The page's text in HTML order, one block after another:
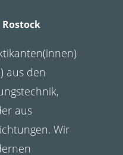
aus den
aus
Wir